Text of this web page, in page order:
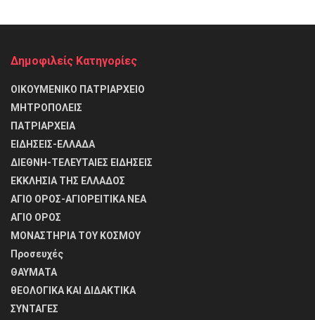
Δημοφιλείς Κατηγορίες
ΟΙΚΟΥΜΕΝΙΚΟ ΠΑΤΡΙΑΡΧΕΙΟ
ΜΗΤΡΟΠΟΛΕΙΣ
ΠΑΤΡΙΑΡΧΕΙΑ
ΕΙΔΗΣΕΙΣ-ΕΛΛΑΔΑ
ΔΙΕΘΝΗ-ΤΕΛΕΥΤΑΙΕΣ ΕΙΔΗΣΕΙΣ
ΕΚΚΛΗΣΙΑ ΤΗΣ ΕΛΛΑΔΟΣ
ΑΓΙΟ ΟΡΟΣ-ΑΓΙΟΡΕΙΤΙΚΑ ΝΕΑ
ΑΓΙΟ ΟΡΟΣ
ΜΟΝΑΣΤΗΡΙΑ ΤΟΥ ΚΟΣΜΟΥ
Προσευχές
ΘΑΥΜΑΤΑ
θΕΟΛΟΓΙΚΑ ΚΑΙ ΔΙΔΑΚΤΙΚΑ
ΣΥΝΤΑΓΕΣ